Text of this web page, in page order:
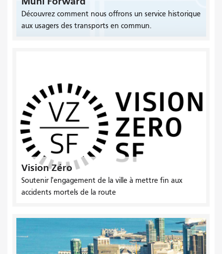
Découvrez comment nous offrons un service historique
aux usagers des transports en commun.
Vision Zéro
Soutenir l'engagement de la ville à mettre fin aux
accidents mortels de la route